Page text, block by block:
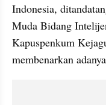
Indonesia,
Muda Bidang
Kapuspenkum
membenarkan